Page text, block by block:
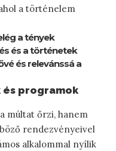
a történelem
a tények
és a történetek
és relevánssá a
és programok
múltat őrzi, hanem
rendezvényeivel
alkalommal nyílik